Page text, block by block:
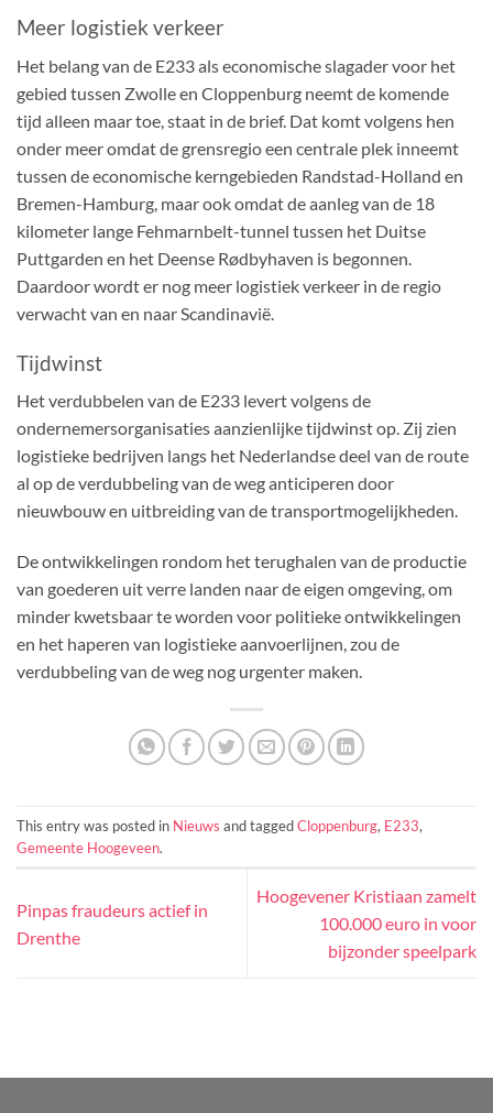
Meer logistiek verkeer
Het belang van de E233 als economische slagader voor het
gebied tussen Zwolle en Cloppenburg neemt de komende
tijd alleen maar toe, staat in de brief. Dat komt volgens hen
onder meer omdat de grensregio een centrale plek inneemt
tussen de economische kerngebieden Randstad-Holland en
Bremen-Hamburg, maar ook omdat de aanleg van de 18
kilometer lange Fehmarnbelt-tunnel tussen het Duitse
Puttgarden en het Deense Rødbyhaven is begonnen.
Daardoor wordt er nog meer logistiek verkeer in de regio
verwacht van en naar Scandinavië.
Tijdwinst
Het verdubbelen van de E233 levert volgens de
ondernemersorganisaties aanzienlijke tijdwinst op. Zij zien
logistieke bedrijven langs het Nederlandse deel van de route
al op de verdubbeling van de weg anticiperen door
nieuwbouw en uitbreiding van de transportmogelijkheden.
De ontwikkelingen rondom het terughalen van de productie
van goederen uit verre landen naar de eigen omgeving, om
minder kwetsbaar te worden voor politieke ontwikkelingen
en het haperen van logistieke aanvoerlijnen, zou de
verdubbeling van de weg nog urgenter maken.
This entry was posted in Nieuws and taggedCloppenburg, E233,
Gemeente Hoogeveen.
Pinpas fraudeurs actief in
Drenthe
Hoogevener Kristiaan zamelt
100.000 euro in voor
bijzonder speelpark